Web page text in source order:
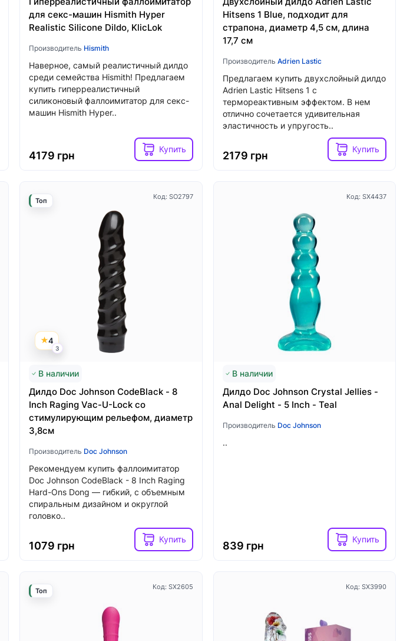
Код: SX0931
Вибратор-кролик Fun Factory MISS
BI black, 2 независимых мотора,
диаметр 4,2 см
3599 грн
Купить
Код: SX1218
Вибратор для клитора с жемчужной
стимуляцией Satisfyer Exciterrr
Berry, 2 независимых мотора
2039 грн
Купить
для секс-машин Hismith Hyper
Realistic Silicone Dildo, KlicLok
Производитель Hismith
Наверное, самый реалистичный дилдо
среди семейства Hismith! Предлагаем
купить гиперреалистичный
силиконовый фаллоимитатор для секс-
машин Hismith Hyper..
4179 грн
Купить
Hitsens 1 Blue, подходит для
страпона, диаметр 4,5 см, длина
17,7 см
Производитель Adrien Lastic
Предлагаем купить двухслойный дилдо
Adrien Lastic Hitsens 1 с
термореактивным эффектом. В нем
отлично сочетается удивительная
эластичность и упругость..
2179 грн
Купить
Код: SO2797
4
3
Топ
В наличии
Дилдо Doc Johnson CodeBlack - 8
Inch Raging Vac-U-Lock со
стимулирующим рельефом, диаметр
3,8см
Производитель Doc Johnson
Рекомендуем купить фаллоимитатор
Doc Johnson CodeBlack - 8 Inch Raging
Hard-Ons Dong — гибкий, с объемным
спиральным дизайном и округлой
головко..
1079 грн
Купить
Код: SX4437
В наличии
Дилдо Doc Johnson Crystal Jellies -
Anal Delight - 5 Inch - Teal
Производитель Doc Johnson
..
839 грн
Купить
Код: SX2605
Топ Код: SX3990